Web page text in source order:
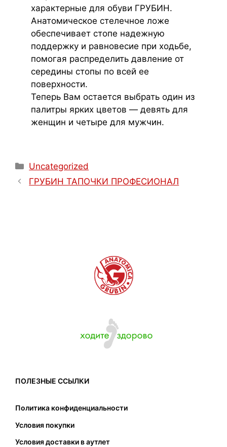
характерные для обуви ГРУБИН.
Анатомическое стелечное ложе
обеспечивает стопе надежную
поддержку и равновесие при ходьбе,
помогая распределить давление от
середины стопы по всей ее
поверхности.
Теперь Вам остается выбрать один из
палитры ярких цветов — девять для
женщин и четыре для мужчин.
Рубрики
Uncategorized
ГРУБИН ТАПОЧКИ ПРОФЕСИОНАЛ
ПОЛЕЗНЫЕ ССЫЛКИ
Политика конфиденциальности
Условия покупки
Условия доставки в аутлет